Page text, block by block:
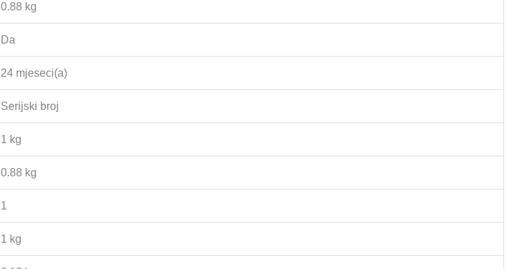
0.88 kg
Da
24 mjeseci(a)
Serijski broj
1 kg
0.88 kg
1
1 kg